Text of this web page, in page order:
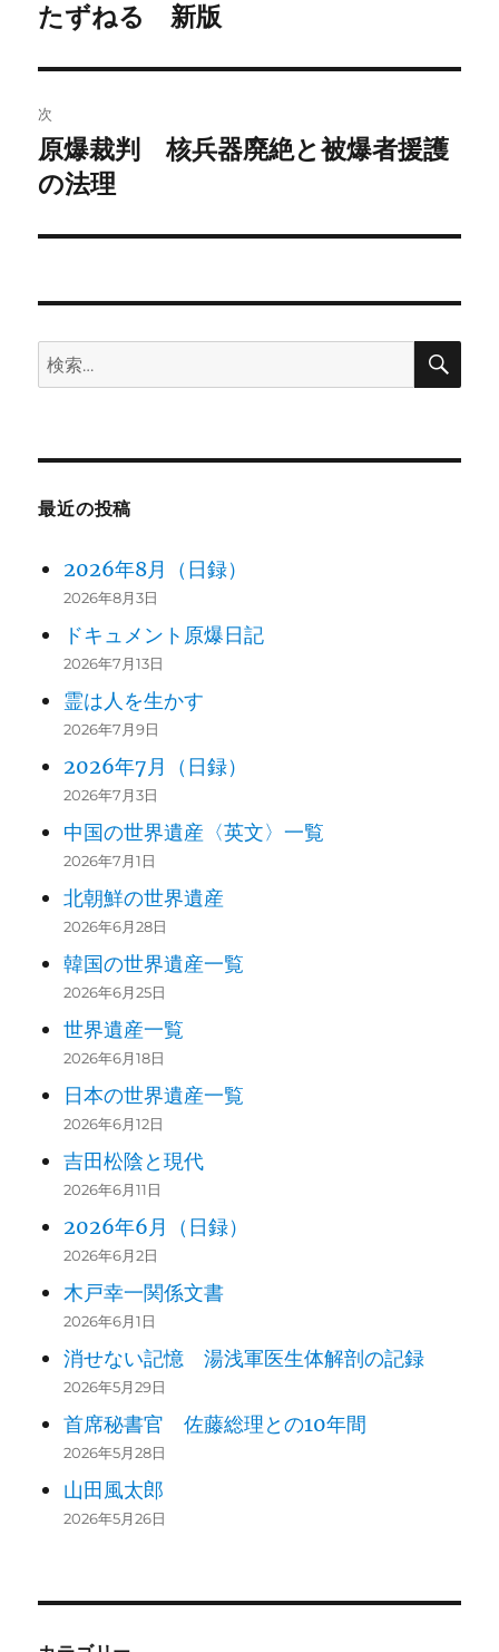
ナ
ビ
ゲ
ー
ン
の
稿:
たずねる 新版
次
次
の
稿:
原爆裁判 核兵器廃絶と被爆者援護
の法理
検
索:
検
最近の投稿
2026年8月（日録）
2026年8月3日
ドキュメント原爆日記
2026年7月13日
霊は人を生かす
2026年7月9日
2026年7月（日録）
2026年7月3日
中国の世界遺産〈英文〉一覧
2026年7月1日
北朝鮮の世界遺産
2026年6月28日
韓国の世界遺産一覧
2026年6月25日
世界遺産一覧
2026年6月18日
日本の世界遺産一覧
2026年6月12日
吉田松陰と現代
2026年6月11日
2026年6月（日録）
2026年6月2日
木戸幸一関係文書
2026年6月1日
消せない記憶 湯浅軍医生体解剖の記録
2026年5月29日
首席秘書官 佐藤総理との10年間
2026年5月28日
山田風太郎
2026年5月26日